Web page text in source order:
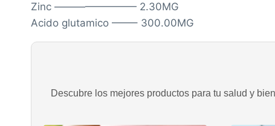
Zinc ———————— 2.30MG
Acido glutamico ——– 300.00MG
Descubre los mejores productos para tu salud y